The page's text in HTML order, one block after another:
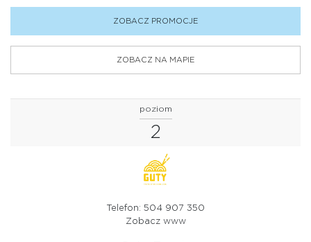
ZOBACZ PROMOCJE
ZOBACZ NA MAPIE
poziom
2
Telefon: 504 907 350
Zobacz www